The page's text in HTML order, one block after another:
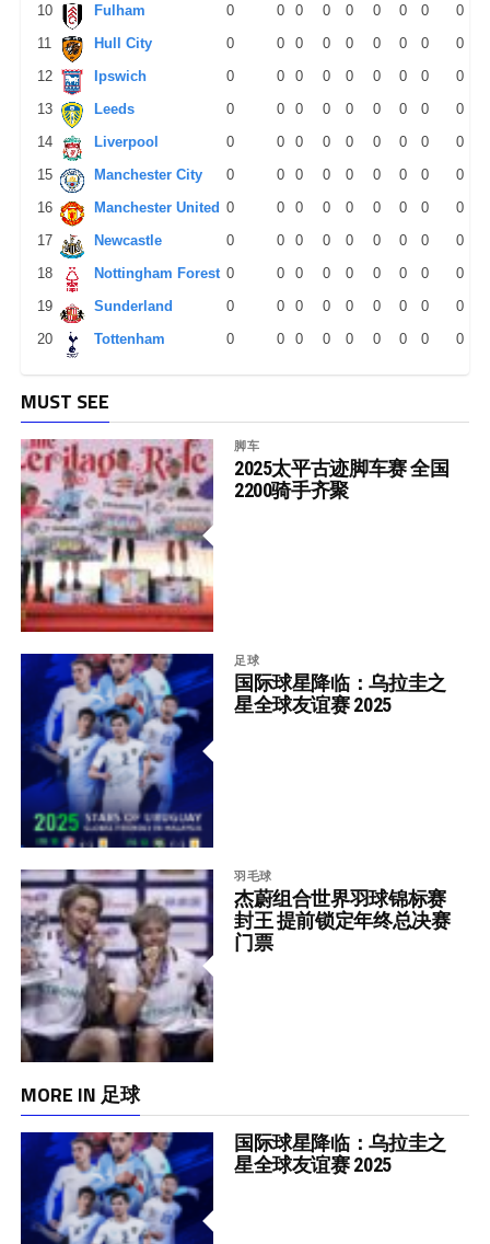
10 Fulham 0 0 0 0 0 0 0 0
0
11
Hull City 0 0 0 0 0 0 0 0
0
12
Ipswich 0 0 0 0 0 0 0 0
0
13
Leeds 0 0 0 0 0 0 0 0
0
14
Liverpool 0 0 0 0 0 0 0 0
0
15
Manchester City 0 0 0 0 0 0 0 0
0
16
Manchester United 0 0 0 0 0 0 0 0
0
17
Newcastle 0 0 0 0 0 0 0 0
0
18
Nottingham Forest 0 0 0 0 0 0 0 0
0
19
Sunderland 0 0 0 0 0 0 0 0
0
20
Tottenham 0 0 0 0 0 0 0 0 0
MUST SEE
脚车
2025太平古迹脚车赛 全国
2200骑手齐聚
足球
国际球星降临：乌拉圭之
星全球友谊赛 2025
羽毛球
杰蔚组合世界羽球锦标赛
封王 提前锁定年终总决赛
门票
MORE IN 足球
国际球星降临：乌拉圭之
星全球友谊赛 2025